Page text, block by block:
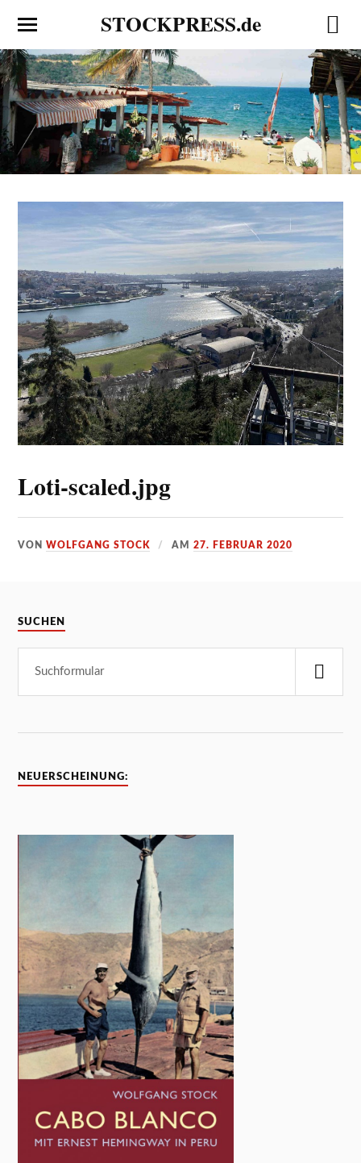
STOCKPRESS.de
Loti-scaled.jpg
VONWOLFGANG STOCK AM27. FEBRUAR 2020
SUCHEN
NEUERSCHEINUNG: